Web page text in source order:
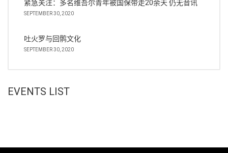
紧急关注：多名维吾尔青年被国保带走20余天 仍无音讯
SEPTEMBER 30, 2020
吐火罗与回鹘文化
SEPTEMBER 30, 2020
EVENTS LIST